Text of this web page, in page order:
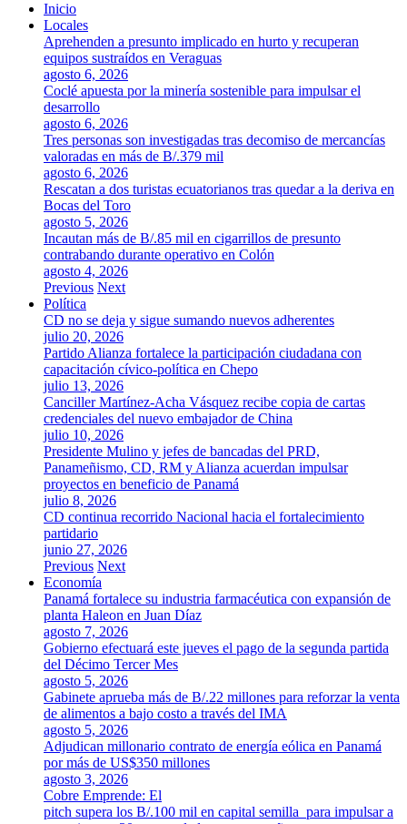
Inicio
Locales
Aprehenden a presunto implicado en hurto y recuperan
equipos sustraídos en Veraguas
agosto 6, 2026
Coclé apuesta por la minería sostenible para impulsar el
desarrollo
agosto 6, 2026
Tres personas son investigadas tras decomiso de mercancías
valoradas en más de B/.379 mil
agosto 6, 2026
Rescatan a dos turistas ecuatorianos tras quedar a la deriva en
Bocas del Toro
agosto 5, 2026
Incautan más de B/.85 mil en cigarrillos de presunto
contrabando durante operativo en Colón
agosto 4, 2026
Previous Next
Política
CD no se deja y sigue sumando nuevos adherentes
julio 20, 2026
Partido Alianza fortalece la participación ciudadana con
capacitación cívico-política en Chepo
julio 13, 2026
Canciller Martínez-Acha Vásquez recibe copia de cartas
credenciales del nuevo embajador de China
julio 10, 2026
Presidente Mulino y jefes de bancadas del PRD,
Panameñismo, CD, RM y Alianza acuerdan impulsar
proyectos en beneficio de Panamá
julio 8, 2026
CD continua recorrido Nacional hacia el fortalecimiento
partidario
junio 27, 2026
Previous Next
Economía
Panamá fortalece su industria farmacéutica con expansión de
planta Haleon en Juan Díaz
agosto 7, 2026
Gobierno efectuará este jueves el pago de la segunda partida
del Décimo Tercer Mes
agosto 5, 2026
Gabinete aprueba más de B/.22 millones para reforzar la venta
de alimentos a bajo costo a través del IMA
agosto 5, 2026
Adjudican millonario contrato de energía eólica en Panamá
por más de US$350 millones
agosto 3, 2026
Cobre Emprende: El
pitch supera los B/.100 mil en capital semilla para impulsar a